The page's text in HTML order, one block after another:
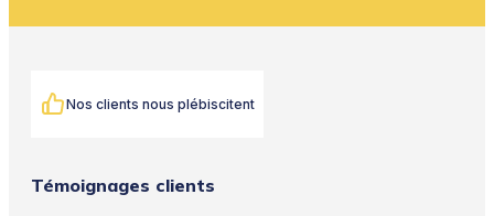
Nos clients nous plébiscitent
Témoignages clients